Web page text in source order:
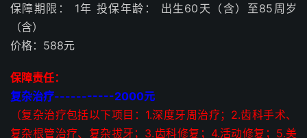
保障期限： 1年 投保年龄： 出生60天（含）至85周岁
（含）
价格：588元
保障责任：
复杂治疗-----------2000元
（复杂治疗包括以下项目：1.深度牙周治疗；2.齿科手术、
复杂根管治疗、复杂拔牙；3.齿科修复；4.活动修复；5.美